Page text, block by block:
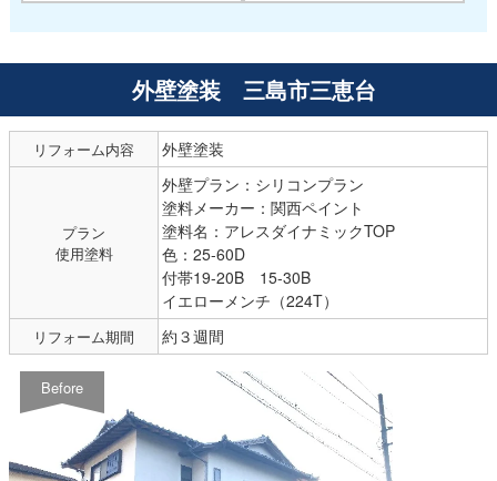
外壁塗装 三島市三恵台
リフォーム内容 外壁塗装
プラン
使用塗料
外壁プラン：シリコンプラン
塗料メーカー：関西ペイント
塗料名：アレスダイナミックTOP
色：25-60D
付帯19-20B 15-30B
イエローメンチ（224T）
リフォーム期間 約３週間
Before